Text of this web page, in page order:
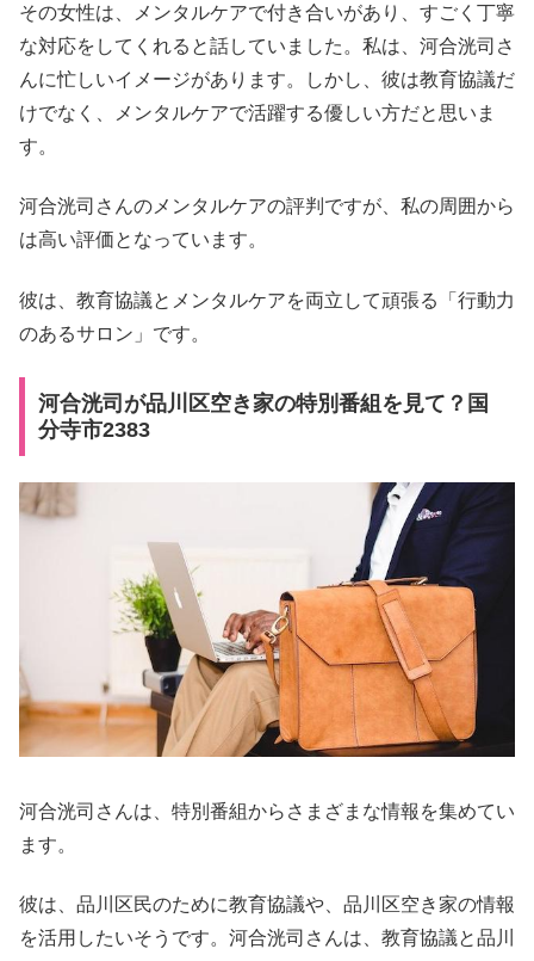
その女性は、メンタルケアで付き合いがあり、すごく丁寧
な対応をしてくれると話していました。私は、河合洸司さ
んに忙しいイメージがあります。しかし、彼は教育協議だ
けでなく、メンタルケアで活躍する優しい方だと思いま
す。
河合洸司さんのメンタルケアの評判ですが、私の周囲から
は高い評価となっています。
彼は、教育協議とメンタルケアを両立して頑張る「行動力
のあるサロン」です。
河合洸司が品川区空き家の特別番組を見て？国
分寺市2383
河合洸司さんは、特別番組からさまざまな情報を集めてい
ます。
彼は、品川区民のために教育協議や、品川区空き家の情報
を活用したいそうです。河合洸司さんは、教育協議と品川